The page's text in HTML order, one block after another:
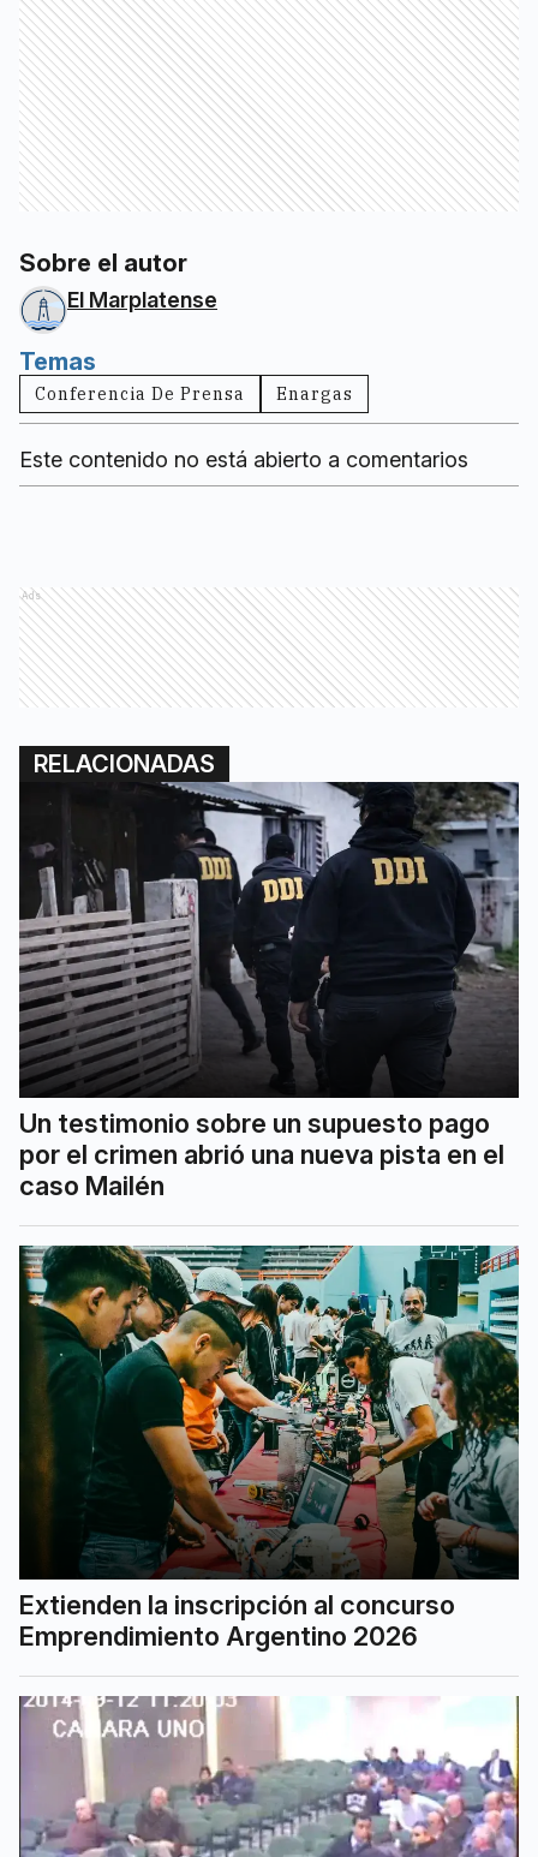
Sobre el autor
El Marplatense
Temas
Conferencia De Prensa Enargas
Este contenido no está abierto a comentarios
Ads
RELACIONADAS
Un testimonio sobre un supuesto pago
por el crimen abrió una nueva pista en el
caso Mailén
Extienden la inscripción al concurso
Emprendimiento Argentino 2026